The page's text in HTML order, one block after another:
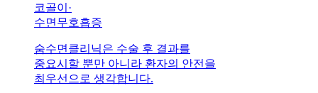
코골이·
수면무호흡증
숨수면클리닉은 수술 후 결과를
중요시할 뿐만 아니라 환자의 안전을
최우선으로 생각합니다.